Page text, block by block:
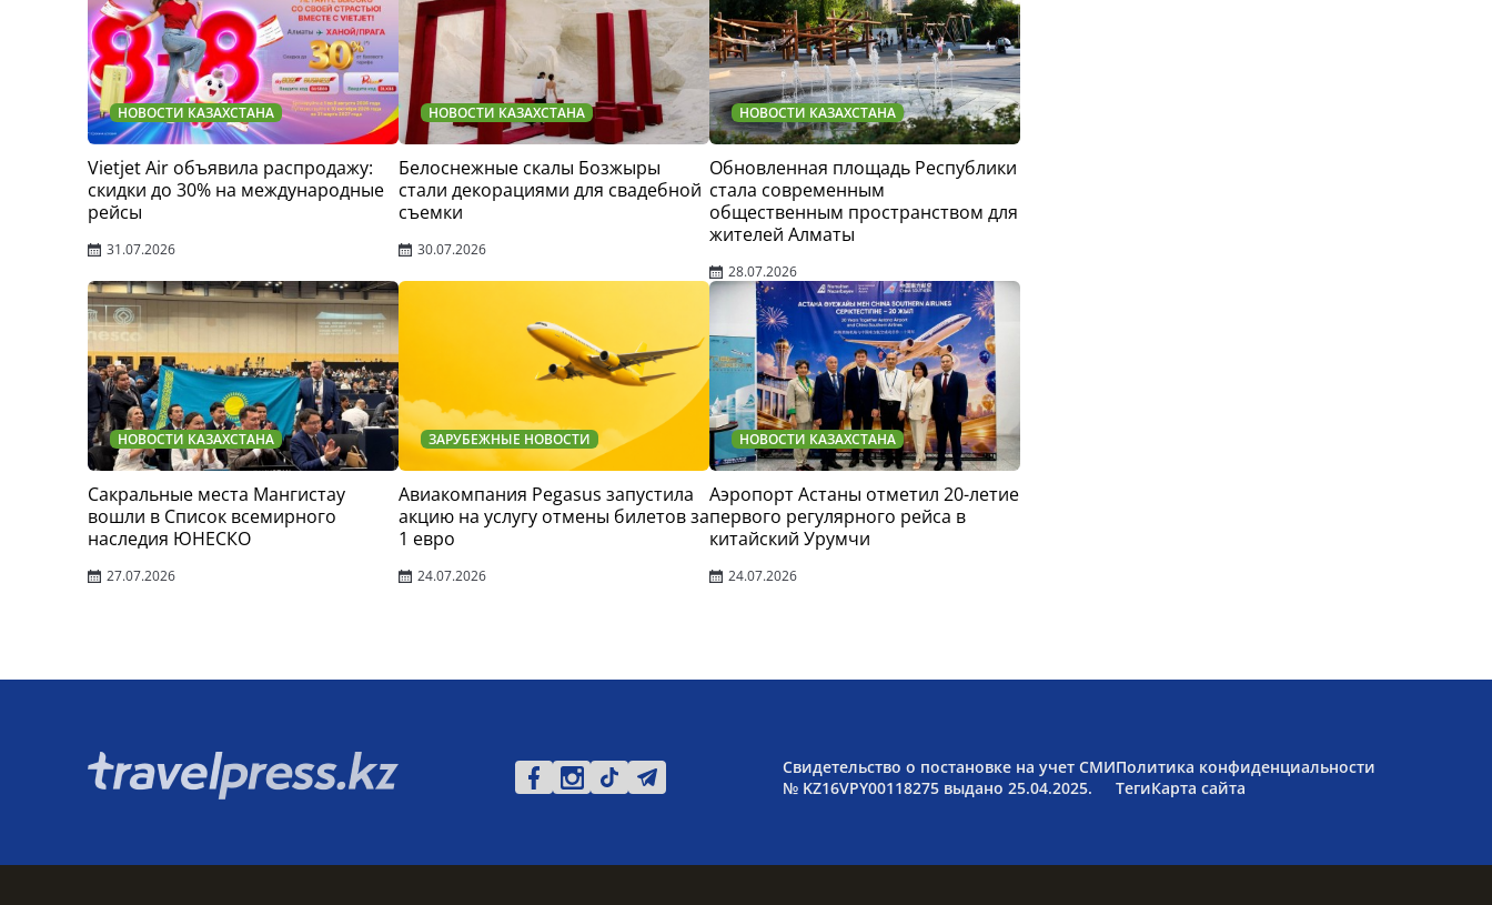
НОВОСТИ КАЗАХСТАНА
Vietjet Air объявила распродажу:
скидки до 30% на международные
рейсы
31.07.2026
НОВОСТИ КАЗАХСТАНА
Белоснежные скалы Бозжыры
стали декорациями для свадебной
съемки
30.07.2026
НОВОСТИ КАЗАХСТАНА
Обновленная площадь Республики
стала современным
общественным пространством для
жителей Алматы
28.07.2026
НОВОСТИ КАЗАХСТАНА
Сакральные места Мангистау
вошли в Список всемирного
наследия ЮНЕСКО
27.07.2026
ЗАРУБЕЖНЫЕ НОВОСТИ
Авиакомпания Pegasus запустила
акцию на услугу отмены билетов за
1 евро
24.07.2026
НОВОСТИ КАЗАХСТАНА
Аэропорт Астаны отметил 20-летие
первого регулярного рейса в
китайский Урумчи
24.07.2026
Свидетельство о постановке на учет СМИ
№ KZ16VPY00118275 выдано 25.04.2025.
Политика конфиденциальности
ТегиКарта сайта